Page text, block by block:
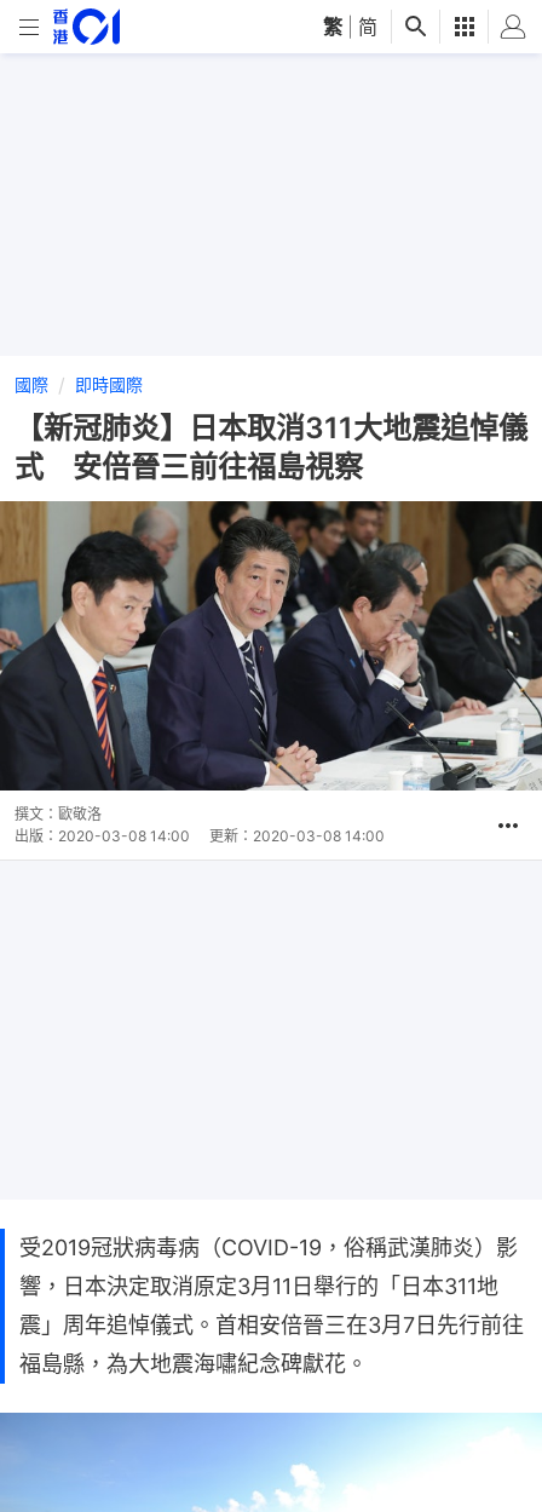
繁 简
國際 即時國際
【新冠肺炎】日本取消311大地震追悼儀
式 安倍晉三前往福島視察
撰文： 歐敬洛
出版： 2020-03-08 14:00 更新： 2020-03-08 14:00
受2019冠狀病毒病（COVID-19，俗稱武漢肺炎）影
響，日本決定取消原定3月11日舉行的「日本311地
震」周年追悼儀式。首相安倍晉三在3月7日先行前往
福島縣，為大地震海嘯紀念碑獻花。